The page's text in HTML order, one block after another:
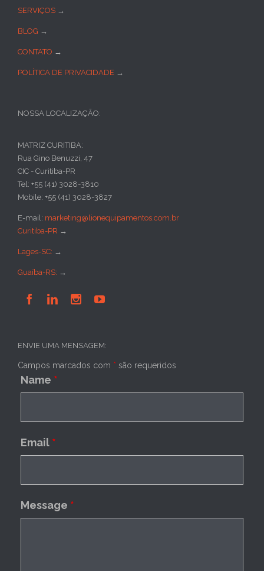
SERVIÇOS →
BLOG →
CONTATO →
POLÍTICA DE PRIVACIDADE →
NOSSA LOCALIZAÇÃO:
MATRIZ CURITIBA:
Rua Gino Benuzzi, 47
CIC - Curitiba-PR
Tel: +55 (41) 3028-3810
Mobile: +55 (41) 3028-3827
E-mail: marketing@lionequipamentos.com.br
Curitiba-PR →
Lages-SC: →
Guaíba-RS: →
   
ENVIE UMA MENSAGEM:
Campos marcados com * são requeridos
Name *
Email *
Message *